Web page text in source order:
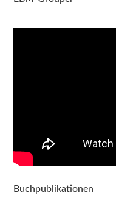
Buchpublikationen